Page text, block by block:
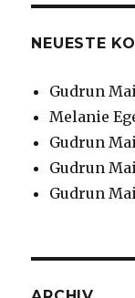
NEUESTE
Gudrun
Melanie
Gudrun
Gudrun
Gudrun